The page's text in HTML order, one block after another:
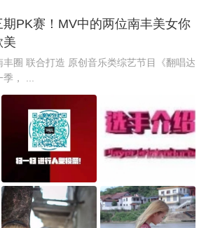
期PK赛！MV中的两位南丰美女你
美
圈 联合打造 原创音乐类综艺节目《翻唱达
， ...